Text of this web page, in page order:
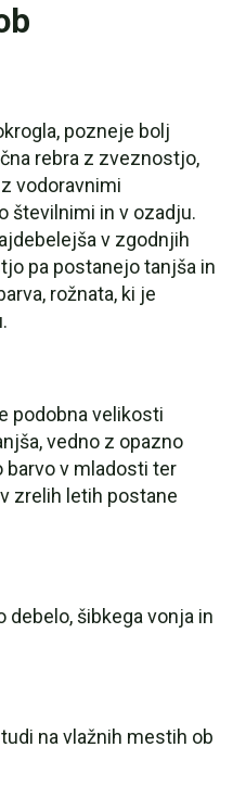
pozneje bolj
rebra z zveznostjo,
vodoravnimi
številnimi in v ozadju.
v zgodnjih
pa postanejo tanjša in
rožnata, ki je
podobna velikosti
vedno z opazno
barvo v mladosti ter
zrelih letih postane
debelo, šibkega vonja in
na vlažnih mestih ob